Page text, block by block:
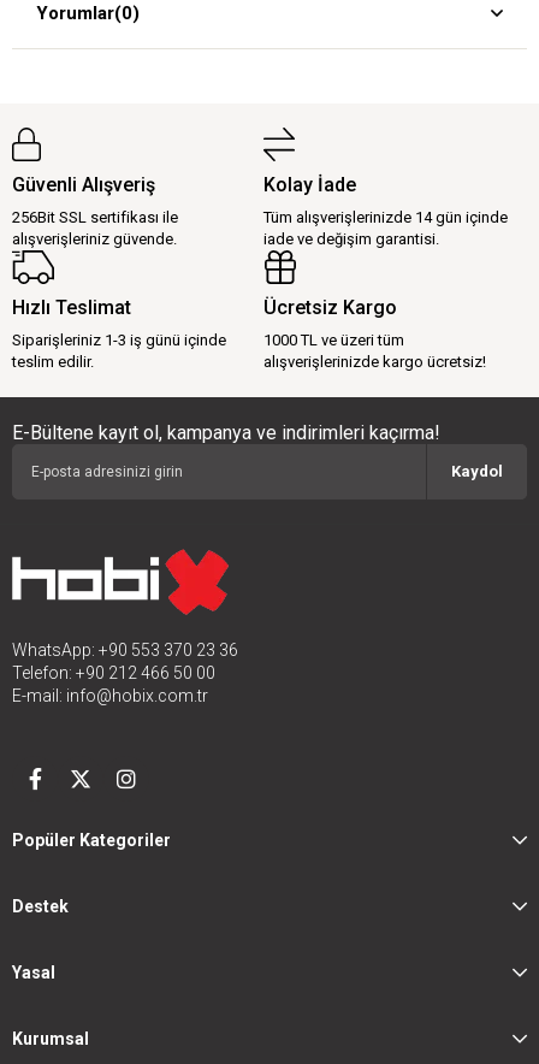
Yorumlar(0)
Güvenli Alışveriş
256Bit SSL sertifikası ile
alışverişleriniz güvende.
Kolay İade
Tüm alışverişlerinizde 14 gün içinde
iade ve değişim garantisi.
Hızlı Teslimat
Siparişleriniz 1-3 iş günü içinde
teslim edilir.
Ücretsiz Kargo
1000 TL ve üzeri tüm
alışverişlerinizde kargo ücretsiz!
E-Bültene kayıt ol, kampanya ve indirimleri kaçırma!
Kaydol
WhatsApp: +90 553 370 23 36
Telefon: +90 212 466 50 00
E-mail: info@hobix.com.tr
Popüler Kategoriler
Destek
Yasal
Kurumsal